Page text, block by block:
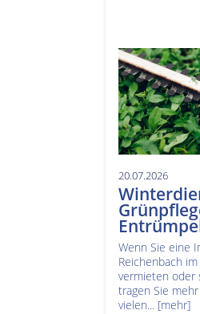
20.07.2026
Wenn Sie eine
Reichenbach
vermieten oder
tragen Sie
vielen... [mehr]